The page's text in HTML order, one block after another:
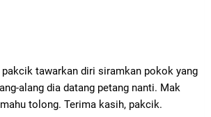
tawarkan diri siramkan pokok yang
alang dia datang petang nanti. Mak
tolong. Terima kasih, pakcik.